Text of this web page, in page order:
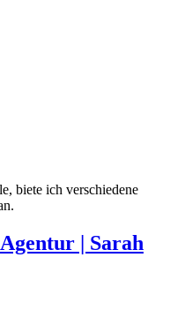
biete ich verschiedene
| Sarah